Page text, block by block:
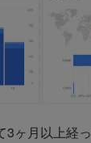
ヶ月以上経